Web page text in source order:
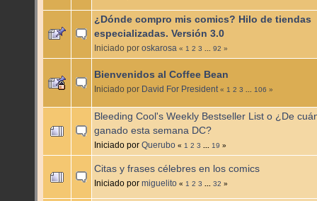
¿Dónde compro mis comics? Hilo de tiendas
especializadas. Versión 3.0
Iniciado por oskarosa « 1 2 3 92 »
Bienvenidos al Coffee Bean
Iniciado por David For President « 1 2 3 106 »
Bleeding Cool's Weekly Bestseller List o ¿De
ganado esta semana DC?
Iniciado por Querubo « 1 2 3 19 »
Citas y frases célebres en los comics
Iniciado por miguelito « 1 2 3 32 »